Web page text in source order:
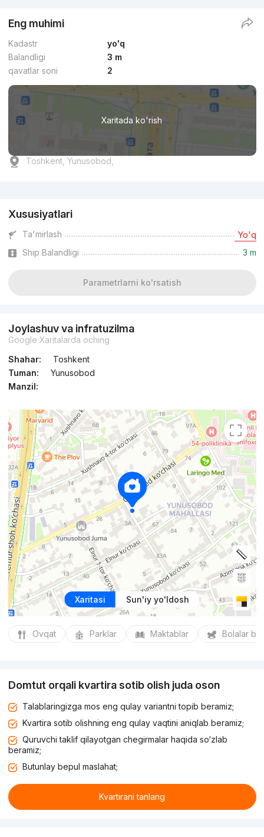
Eng muhimi
Kadastr
yo'q
Balandligi
3 m
qavatlar soni
2
Xaritada ko'rish
Toshkent, Yunusobod,
Xususiyatlari
Ta'mirlash Yo'q
Ship Balandligi 3 m
Parametrlarni ko'rsatish
Joylashuv va infratuzilma
Google Xaritalarda oching
Shahar:
Toshkent
Tuman:
Yunusobod
Manzil:
Xaritasi Sun'iy yo'ldosh
Ovqat Parklar Maktablar Bolalar
Domtut orqali kvartira sotib olish juda oson
Talablaringizga mos eng qulay variantni topib beramiz;
Kvartira sotib olishning eng qulay vaqtini aniqlab beramiz;
Quruvchi taklif qilayotgan chegirmalar haqida so‘zlab
beramiz;
Butunlay bepul maslahat;
Kvartirani tanlang